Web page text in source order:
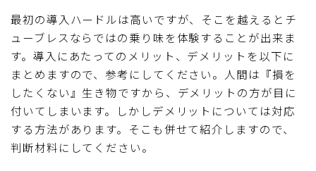
最初の導入ハードルは高いですが、そこを越えるとチ
ューブレスならではの乗り味を体験することが出来ま
す。導入にあたってのメリット、デメリットを以下に
まとめますので、参考にしてください。人間は『損を
したくない』生き物ですから、デメリットの方が目に
付いてしまいます。しかしデメリットについては対応
する方法があります。そこも併せて紹介しますので、
判断材料にしてください。